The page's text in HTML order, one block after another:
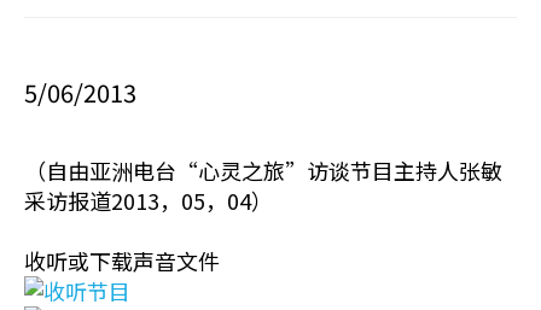
5/06/2013
（自由亚洲电台“心灵之旅”访谈节目主持人张敏
采访报道2013，05，04）
收听或下载声音文件